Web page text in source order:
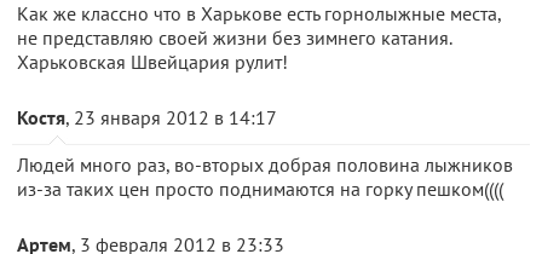
Как же классно что в Харькове есть горнолыжные места,
не представляю своей жизни без зимнего катания.
Харьковская Швейцария рулит!
Костя, 23 января 2012 в 14:17
Людей много раз, во-вторых добрая половина лыжников
из-за таких цен просто поднимаются на горку пешком((((
Артем, 3 февраля 2012 в 23:33